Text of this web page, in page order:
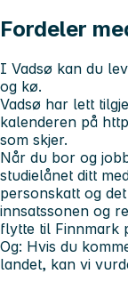
Fordeler
I Vadsø kan du
og kø.
Vadsø har lett
kalenderen på
som skjer.
Når du bor og
studielånet ditt
personskatt og
innsatssonen og
flytte til Finnmark
Og: Hvis du
landet, kan vi